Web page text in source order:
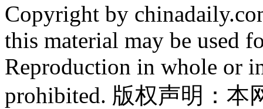
Copyright by
this material may be used
Reproduction in whole or
prohibited. 版权声明：